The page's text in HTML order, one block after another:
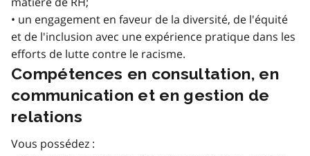
• un engagement en faveur de la diversité, de l'équité
et de l'inclusion avec une expérience pratique dans les
efforts de lutte contre le racisme.
Compétences en consultation, en
communication et en gestion de
relations
Vous possédez :